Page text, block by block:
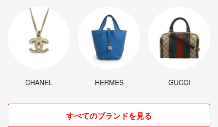
CHANEL HERMES GUCCI
すべてのブランドを見る